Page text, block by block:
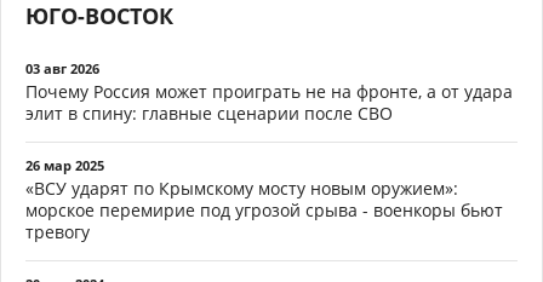
ЮГО-ВОСТОК
03 авг 2026
Почему Россия может проиграть не на фронте, а от удара
элит в спину: главные сценарии после СВО
26 мар 2025
«ВСУ ударят по Крымскому мосту новым оружием»:
морское перемирие под угрозой срыва - военкоры бьют
тревогу